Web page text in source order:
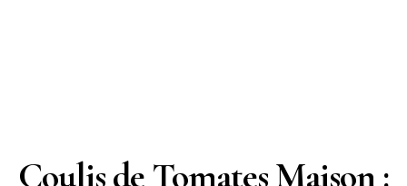
Coulis de Tomates Maison :